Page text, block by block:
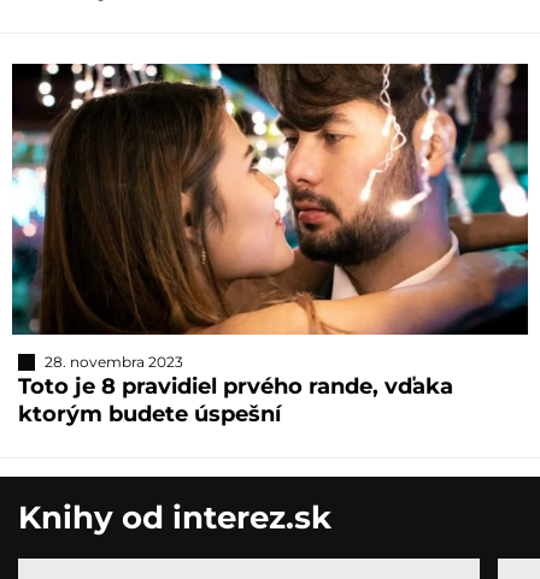
28. novembra 2023
Toto je 8 pravidiel prvého rande, vďaka
ktorým budete úspešní
Knihy od interez.sk